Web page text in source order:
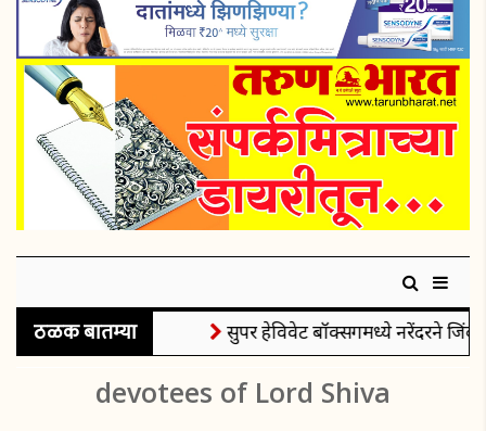
ठळक बातम्या सुपर हेविवेट बॉक्सिंगमध्ये नरेंदरने जिंकले
devotees of Lord Shiva